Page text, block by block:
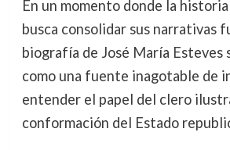
En un momento donde la
busca consolidar sus narrativas
biografía de José María Esteves
como una fuente inagotable de
entender el papel del clero
conformación del Estado